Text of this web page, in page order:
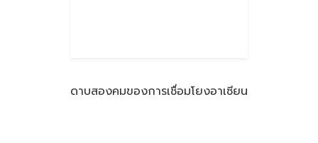
ดาบสองคมของการเชื่อมโยงอาเซียน